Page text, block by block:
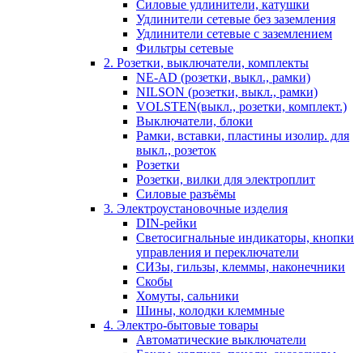
Силовые удлинители, катушки
Удлинители сетевые без заземления
Удлинители сетевые с заземлением
Фильтры сетевые
2. Розетки, выключатели, комплекты
NE-AD (розетки, выкл., рамки)
NILSON (розетки, выкл., рамки)
VOLSTEN(выкл., розетки, комплект.)
Выключатели, блоки
Рамки, вставки, пластины изолир. для
выкл., розеток
Розетки
Розетки, вилки для электроплит
Силовые разъёмы
3. Электроустановочные изделия
DIN-рейки
Светосигнальные индикаторы, кнопки
управления и переключатели
СИЗы, гильзы, клеммы, наконечники
Скобы
Хомуты, сальники
Шины, колодки клеммные
4. Электро-бытовые товары
Автоматические выключатели